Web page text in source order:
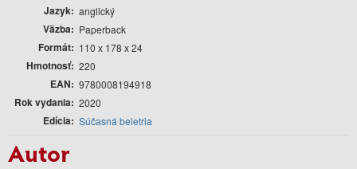
Jazyk anglický
Väzba Paperback
Formát 110 x 178 x 24
Hmotnosť 220
EAN 9780008194918
Rok vydania 2020
Edícia Súčasná beletria
Autor